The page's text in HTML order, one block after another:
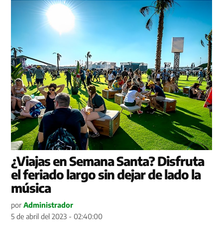
¿Viajas en Semana Santa? Disfruta
el feriado largo sin dejar de lado la
música
por Administrador
5 de abril del 2023 - 02:40:00